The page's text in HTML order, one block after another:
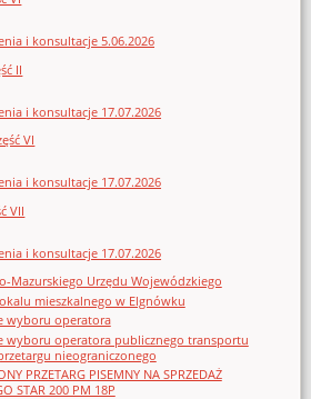
i konsultacje 5.06.2026
II
i konsultacje 17.07.2026
VI
i konsultacje 17.07.2026
VII
i konsultacje 17.07.2026
Mazurskiego Urzędu Wojewódzkiego
mieszkalnego w Elgnówku
wyboru operatora
wyboru operatora publicznego transportu
nieograniczonego
PRZETARG PISEMNY NA SPRZEDAŻ
STAR 200 PM 18P